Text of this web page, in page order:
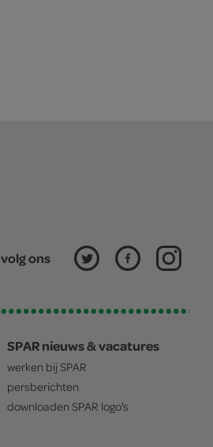
volg ons
SPAR nieuws & vacatures
werken bij SPAR
persberichten
downloaden SPAR logo's